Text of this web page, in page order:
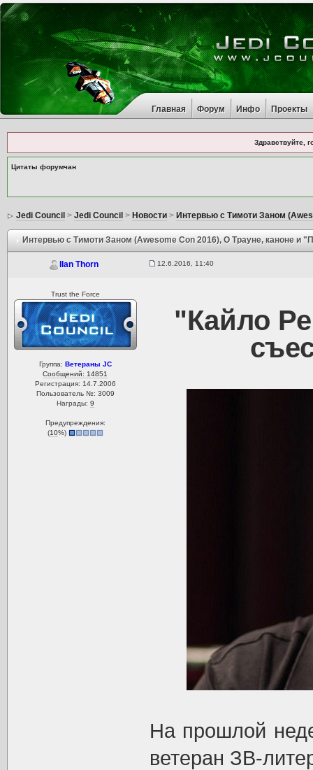
Главная Форум Инфо Проекты
Здравствуйте,
Цитаты форумчан
Jedi Council > Jedi Council > Новости> Интервью с Тимоти Заном
Интервью с Тимоти Заном (Awesome Con 2016), О Трауне, каноне и
Ilan Thorn 12.6.2016, 11:40
Trust the Force
Группа: Ветераны JC
Сообщений: 14851
Регистрация: 14.7.2006
Пользователь №: 3009
Награды: 9
Предупреждения:
(10%)
"Кайло
На прошлой
ветеран ЗВ-